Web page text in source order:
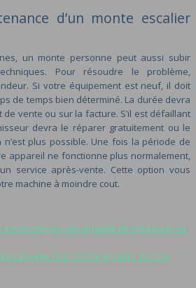
d’un monte escalier
un monte personne peut aussi subir
Pour résoudre le problème,
Si votre équipement est neuf, il doit
de temps bien déterminé. La durée devra
vente ou sur la facture. S’il est défaillant
devra le réparer gratuitement ou le
plus possible. Une fois la période de
appareil ne fonctionne plus normalement,
service après-vente. Cette option vous
machine à moindre cout.
est un moyen sûr et fiable de préserver sa
d’un monte-escalier est une